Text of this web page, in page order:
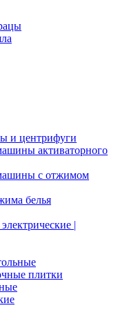
и центрифуги
активаторного
с отжимом
белья
|
плитки